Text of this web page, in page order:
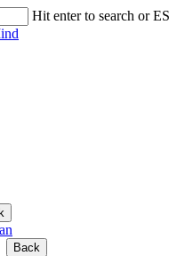
Hit enter to search or
Back